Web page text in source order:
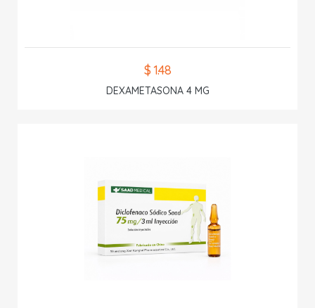
$ 1.48
DEXAMETASONA 4 MG